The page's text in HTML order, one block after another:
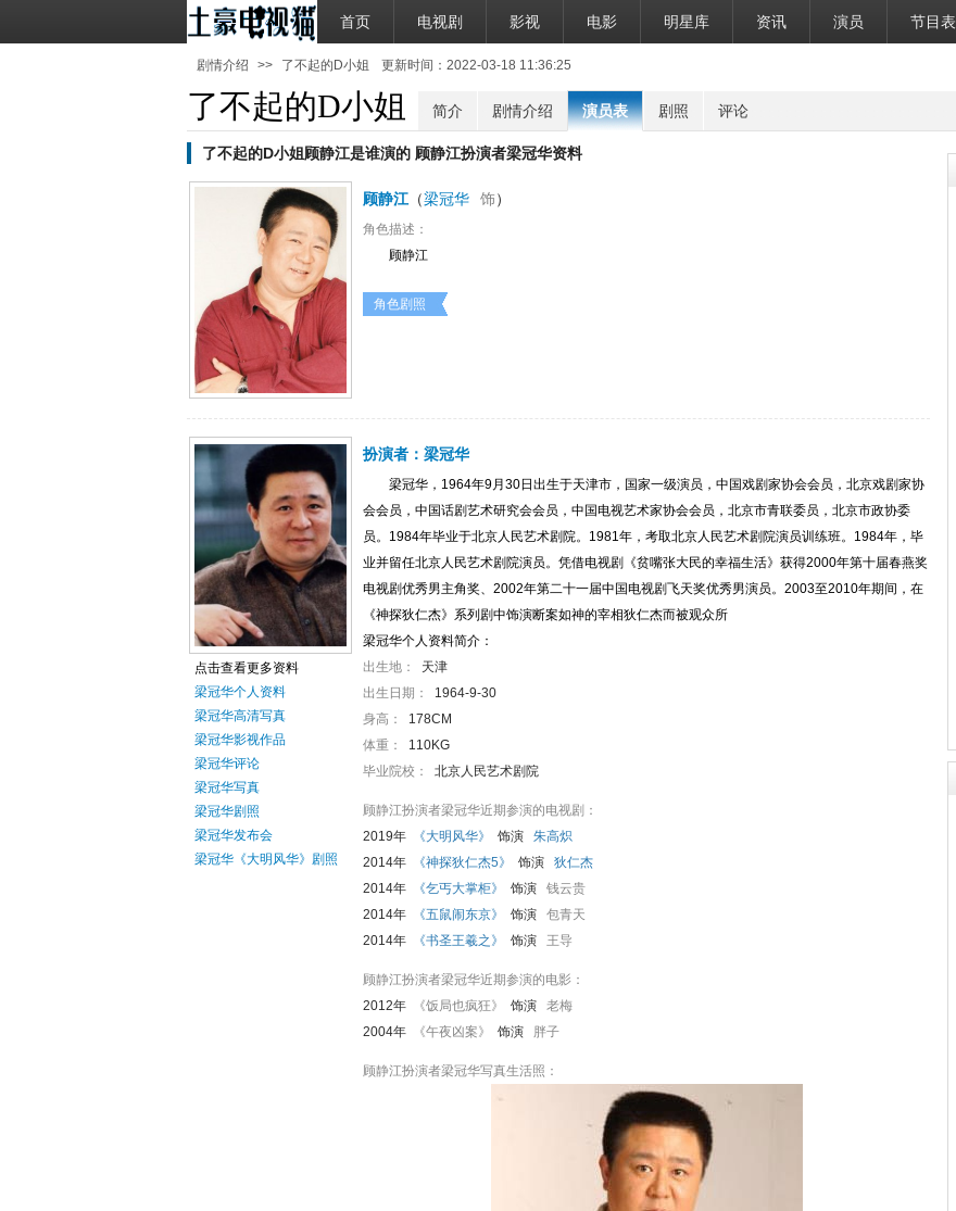
首页 电视剧 影视 电影 明星库 资讯 演员 节目表
剧情介绍 >> 了不起的D小姐 更新时间：2022-03-18 11:36:25
了不起的D小姐 简介 剧情介绍 演员表 剧照 评论
了不起的D小姐顾静江是谁演的 顾静江扮演者梁冠华资料
顾静江 （梁冠华 饰）
角色描述：
顾静江
角色剧照
点击查看更多资料
梁冠华个人资料
梁冠华高清写真
梁冠华影视作品
梁冠华评论
梁冠华写真
梁冠华剧照
梁冠华发布会
梁冠华《大明风华》剧照
扮演者： 梁冠华
梁冠华，1964年9月30日出生于天津市，国家一级演员，中国戏剧家协会会员，北京戏剧家协
会会员，中国话剧艺术研究会会员，中国电视艺术家协会会员，北京市青联委员，北京市政协委
员。1984年毕业于北京人民艺术剧院。1981年，考取北京人民艺术剧院演员训练班。1984年，毕
业并留任北京人民艺术剧院演员。凭借电视剧《贫嘴张大民的幸福生活》获得2000年第十届春燕奖
电视剧优秀男主角奖、2002年第二十一届中国电视剧飞天奖优秀男演员。2003至2010年期间，在
《神探狄仁杰》系列剧中饰演断案如神的宰相狄仁杰而被观众所
梁冠华个人资料简介：
出生地：
天津
出生日期：
1964-9-30
身高：
178CM
体重：
110KG
毕业院校：
北京人民艺术剧院
顾静江扮演者梁冠华近期参演的电视剧：
2019年
《大明风华》 饰演
朱高炽
2014年
《神探狄仁杰5》 饰演
狄仁杰
2014年
《乞丐大掌柜》 饰演
钱云贵
2014年
《五鼠闹东京》 饰演
包青天
2014年
《书圣王羲之》 饰演 王导
顾静江扮演者梁冠华近期参演的电影：
2012年
《饭局也疯狂》 饰演
老梅
2004年
《午夜凶案》 饰演 胖子
顾静江扮演者梁冠华写真生活照：